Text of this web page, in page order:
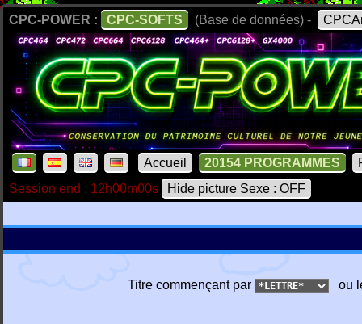
CPC-POWER : CPC-SOFTS (Base de données) -
Accueil 20154 PROGRAMMES
Session end : 12h00m00s
Hide picture Sexe : OFF
Titre commençant par ou